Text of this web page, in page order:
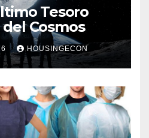
Tesoro
Cosmos
HOUSINGECON